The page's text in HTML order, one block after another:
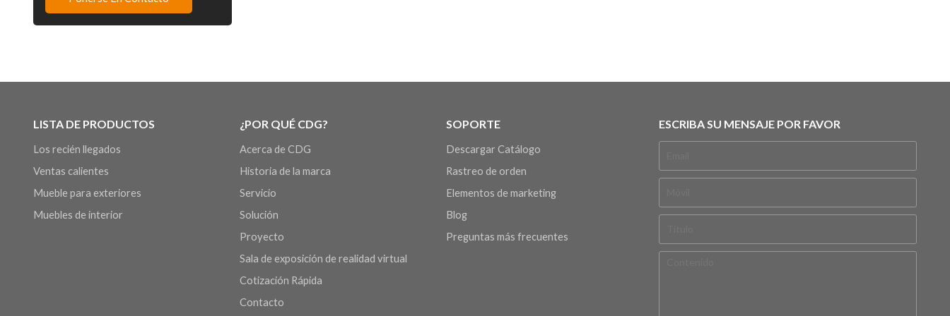
LISTA DE PRODUCTOS
Los recién llegados
Ventas calientes
Mueble para exteriores
Muebles de interior
¿POR QUÉ CDG?
Acerca de CDG
Historia de la marca
Servicio
Solución
Proyecto
Sala de exposición de realidad virtual
Cotización Rápida
Contacto
SOPORTE
Descargar Catálogo
Rastreo de orden
Elementos de marketing
Blog
Preguntas más frecuentes
ESCRIBA SU MENSAJE POR FAVOR